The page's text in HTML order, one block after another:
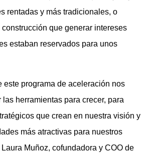
rentadas y más tradicionales, o
que generar intereses
estaban reservados para unos
este programa de aceleración nos
herramientas para crecer, para
que crean en nuestra visión y
más atractivas para nuestros
Muñoz, cofundadora y COO de